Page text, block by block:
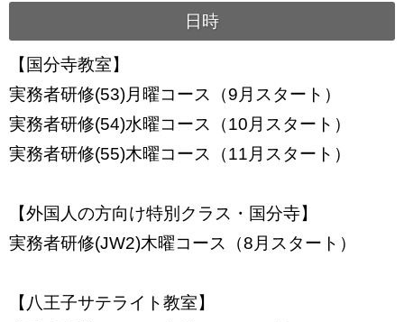
日時
【国分寺教室】
実務者研修(53)月曜コース（9月スタート）
実務者研修(54)水曜コース（10月スタート）
実務者研修(55)木曜コース（11月スタート）
【外国人の方向け特別クラス・国分寺】
実務者研修(JW2)木曜コース（8月スタート）
【八王子サテライト教室】